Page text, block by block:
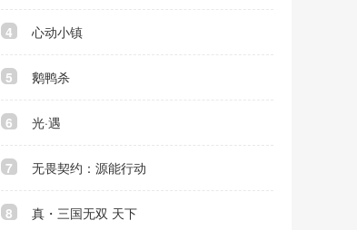
4 心动小镇
5 鹅鸭杀
6 光·遇
7 无畏契约：源能行动
8 真・三国无双 天下